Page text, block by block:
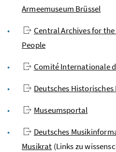
Armeemuseum Brüssel
Central Archives for
People
Comité Internationale
Deutsches Historisches
Museumsportal
Deutsches
Musikrat (Links zu